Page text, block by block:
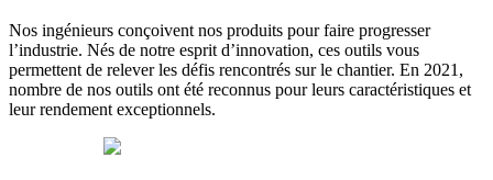
Nos ingénieurs conçoivent nos produits pour faire progresser
l’industrie. Nés de notre esprit d’innovation, ces outils vous
permettent de relever les défis rencontrés sur le chantier. En 2021,
nombre de nos outils ont été reconnus pour leurs caractéristiques et
leur rendement exceptionnels.